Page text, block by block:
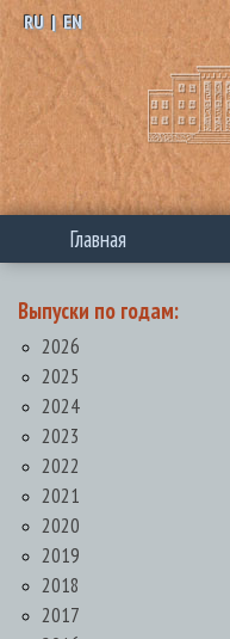
RU | EN
Главная
Выпуски по годам:
2026
2025
2024
2023
2022
2021
2020
2019
2018
2017